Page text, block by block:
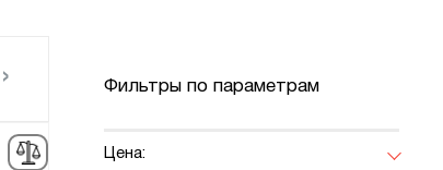
› Фильтры по параметрам
Цена: